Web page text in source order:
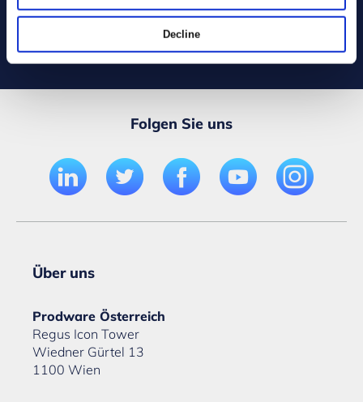
Decline
Folgen Sie uns
Über uns
Prodware Österreich
Regus Icon Tower
Wiedner Gürtel 13
1100 Wien